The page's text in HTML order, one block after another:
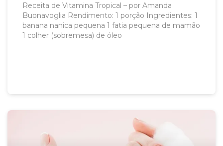
Receita de Vitamina Tropical – por Amanda
Buonavoglia Rendimento: 1 porção Ingredientes: 1
banana nanica pequena 1 fatia pequena de mamão
1 colher (sobremesa) de óleo